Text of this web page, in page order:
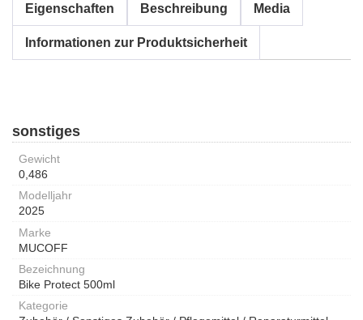
Eigenschaften Beschreibung Media
Informationen zur Produktsicherheit
sonstiges
Gewicht
0,486
Modelljahr
2025
Marke
MUCOFF
Bezeichnung
Bike Protect 500ml
Kategorie